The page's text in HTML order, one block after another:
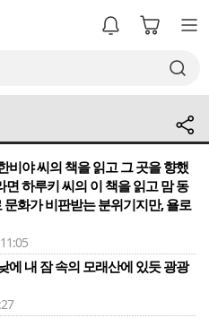
비야 씨의 책을 읽고 그 곳을 향했
하루키 씨의 이 책을 읽고 맘 동
화가 비판받는 분위기지만, 욜로
에 내 잠 속의 모래산에 있듯 광광